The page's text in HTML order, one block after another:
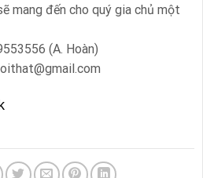
mang đến cho quý gia chủ một
(A. Hoàn)